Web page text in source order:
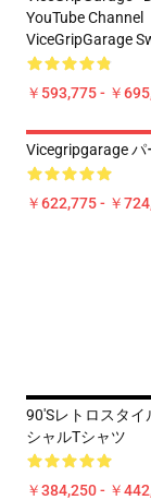
YouTube Channel
ViceGripGarage
￥593,775 - ￥
Vicegripgarage パ
￥622,775 - ￥
90'sレトロスタイ
シャルTシャツ
￥384,250 - ￥